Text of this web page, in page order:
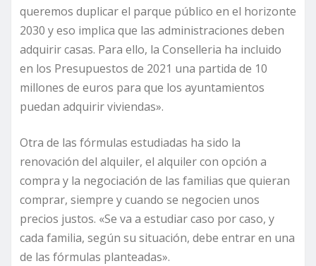
queremos duplicar el parque público en el horizonte
2030 y eso implica que las administraciones deben
adquirir casas. Para ello, la Conselleria ha incluido
en los Presupuestos de 2021 una partida de 10
millones de euros para que los ayuntamientos
puedan adquirir viviendas».
Otra de las fórmulas estudiadas ha sido la
renovación del alquiler, el alquiler con opción a
compra y la negociación de las familias que quieran
comprar, siempre y cuando se negocien unos
precios justos. «Se va a estudiar caso por caso, y
cada familia, según su situación, debe entrar en una
de las fórmulas planteadas».